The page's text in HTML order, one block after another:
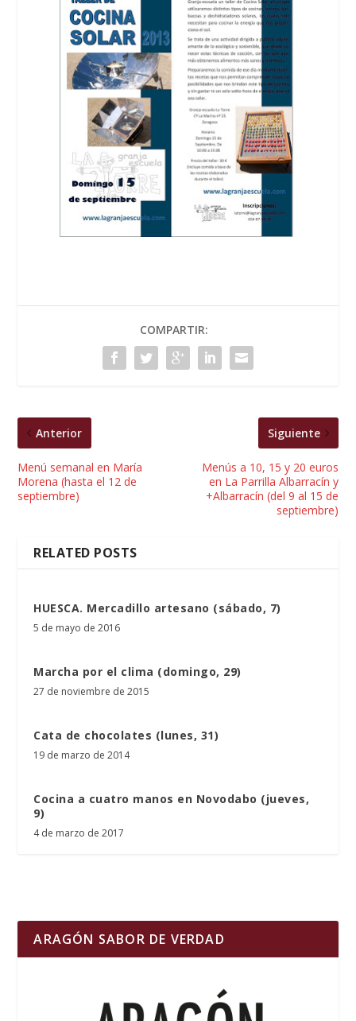
COMPARTIR:
Anterior
Menú semanal en María
Morena (hasta el 12 de
septiembre)
Siguiente
Menús a 10, 15 y 20 euros
en La Parrilla Albarracín y
+Albarracín (del 9 al 15 de
septiembre)
RELATED POSTS
HUESCA. Mercadillo artesano (sábado, 7)
5 de mayo de 2016
Marcha por el clima (domingo, 29)
27 de noviembre de 2015
Cata de chocolates (lunes, 31)
19 de marzo de 2014
Cocina a cuatro manos en Novodabo (jueves,
9)
4 de marzo de 2017
ARAGÓN SABOR DE VERDAD